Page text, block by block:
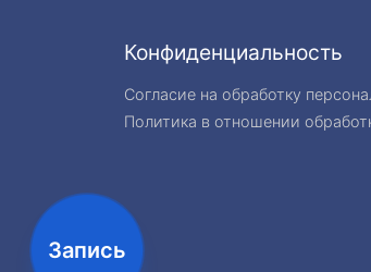
Конфиденциальность
Согласие на обработку
Политика в отношении
Запись